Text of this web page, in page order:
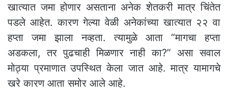
खात्यात जमा होणार असताना अनेक शेतकरी मात्र चिंतेत
पडले आहेत. कारण गेल्या वेळी अनेकांच्या खात्यात २२ वा
हप्ता जमा झाला नव्हता. त्यामुळे आता “मागचा हप्ता
अडकला, तर पुढचाही मिळणार नाही का?” असा सवाल
मोठ्या प्रमाणात उपस्थित केला जात आहे. मात्र यामागचे
खरे कारण आता समोर आले आहे.